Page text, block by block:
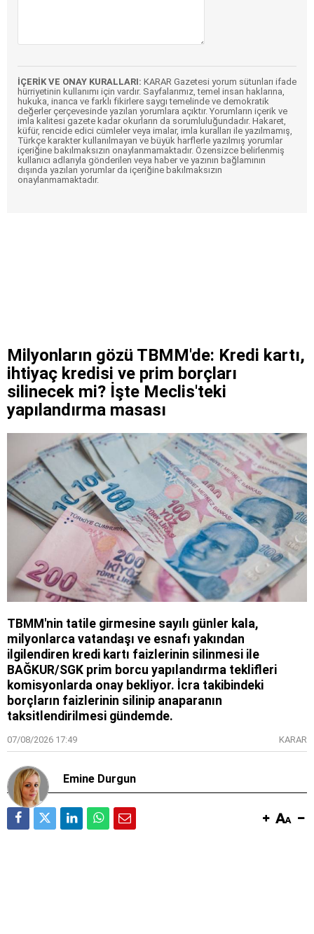
İÇERİK VE ONAY KURALLARI: KARAR Gazetesi yorum sütunları ifade
hürriyetinin kullanımı için vardır. Sayfalarımız, temel insan haklarına,
hukuka, inanca ve farklı fikirlere saygı temelinde ve demokratik
değerler çerçevesinde yazılan yorumlara açıktır. Yorumların içerik ve
imla kalitesi gazete kadar okurların da sorumluluğundadır. Hakaret,
küfür, rencide edici cümleler veya imalar, imla kuralları ile yazılmamış,
Türkçe karakter kullanılmayan ve büyük harflerle yazılmış yorumlar
içeriğine bakılmaksızın onaylanmamaktadır. Özensizce belirlenmiş
kullanıcı adlarıyla gönderilen veya haber ve yazının bağlamının
dışında yazılan yorumlar da içeriğine bakılmaksızın
onaylanmamaktadır.
Milyonların gözü TBMM'de: Kredi kartı,
ihtiyaç kredisi ve prim borçları
silinecek mi? İşte Meclis'teki
yapılandırma masası
TBMM'nin tatile girmesine sayılı günler kala,
milyonlarca vatandaşı ve esnafı yakından
ilgilendiren kredi kartı faizlerinin silinmesi ile
BAĞKUR/SGK prim borcu yapılandırma teklifleri
komisyonlarda onay bekliyor. İcra takibindeki
borçların faizlerinin silinip anaparanın
taksitlendirilmesi gündemde.
07/08/2026 17:49 KARAR
Emine Durgun